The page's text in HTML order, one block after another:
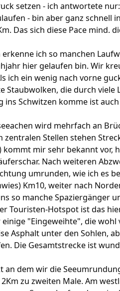
setzen - ich antwortete
- bin aber ganz schnell
Das sich diese Pace mind.
ich so manchen
hier gelaufen bin. Wir
ich ein wenig nach vorne
Staubwolken, die durch
Schwitzen komme ist
wird mehrfach an
Stellen stehen
mir sehr bekannt vor,
Nach weiteren
umrunden, wie ich es
Km10, weiter nach
so manche Spaziergänger
Touristen-Hotspot ist das
"Eingeweihte", die
Asphalt unter den Sohlen,
Die Gesamtstrecke ist
an dem wir die
zu zweiten Male. Am